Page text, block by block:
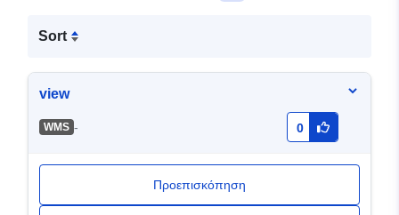
Sort
view
WMS - 0
Προεπισκόπηση